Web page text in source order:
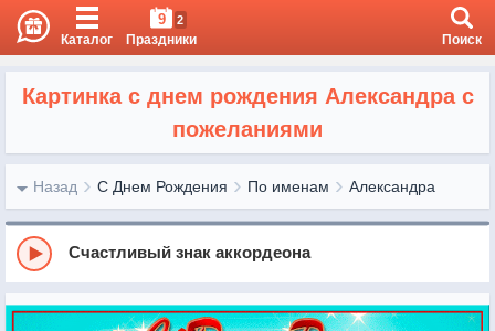
Каталог
9 2
Праздники Поиск
Картинка с днем рождения Александра с
пожеланиями
Назад С Днем Рождения По именам Александра
Счастливый знак аккордеона